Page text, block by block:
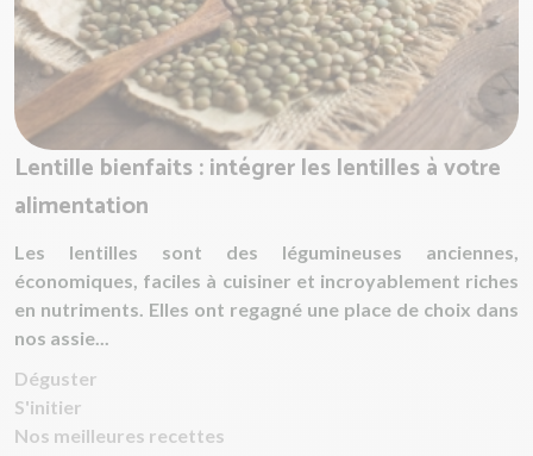
Lentille bienfaits : intégrer les lentilles à votre
alimentation
Les lentilles sont des légumineuses anciennes,
économiques, faciles à cuisiner et incroyablement riches
en nutriments. Elles ont regagné une place de choix dans
nos assie...
Déguster
S'initier
Nos meilleures recettes